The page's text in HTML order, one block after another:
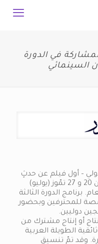
في الدورة
السينمائي
– أول فيلم عن حدثٍ
سينمائي مميز في دورته الثالثة بين 20 و 27 تمّوز (يوليو)
برنامج الدورة الثالثة
للمحترفين وبحضور
دوليين.
فيلماً من إنتاج أو إنتاج مشترك من
الطويلة العربية
وقد تمّ تنسيق